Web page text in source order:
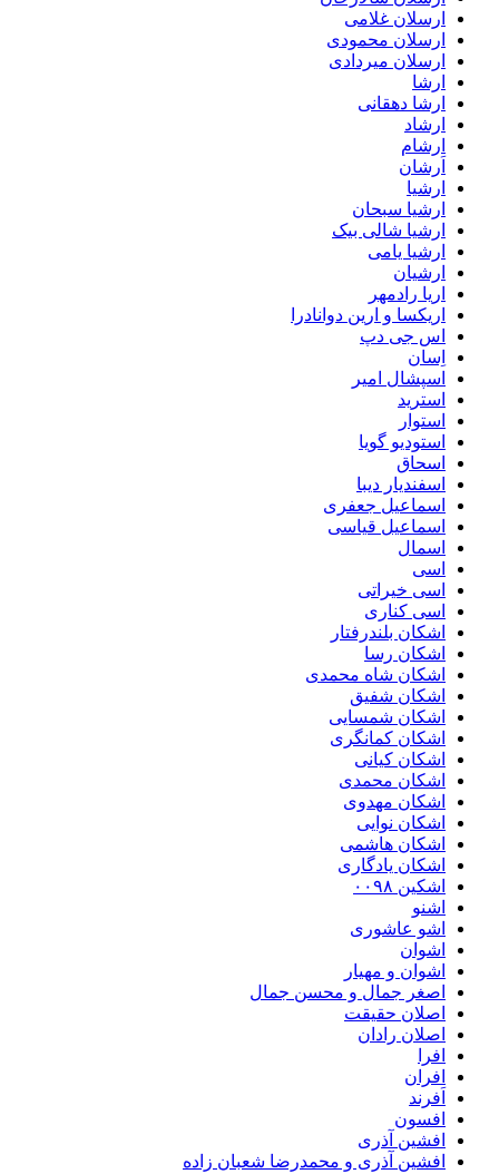
ارسلان غلامی
ارسلان محمودی
ارسلان میردادی
ارشا
ارشا دهقانی
ارشاد
ارشام
اَرشان
ارشیا
ارشیا سبحان
ارشیا شالی بیک
ارشیا یامی
ارشیان
اریا رادمهر
اریکسا و ارین دوانادرا
اس جی دپ
اِسان
اسپشال امیر
استرید
استوار
استودیو گویا
اسحاق
اسفندیار دیبا
اسماعیل جعفری
اسماعیل قیاسی
اسمال
اسی
اسی خیراتی
اسی کناری
اشکان بلندرفتار
اشکان رسا
اشکان شاه محمدی
اشکان شفیق
اشکان شمسایی
اشکان‌ کمانگری
اشکان کیانی
اشکان محمدی
اشکان مهدوی
اشکان نوایی
اشکان هاشمی
اشکان یادگاری
اشکین ۰۰۹۸
اشنو
اشو عاشوری
اشوان
اشوان و مهیار
اصغر جمال و محسن جمال
اصلان حقیقت
اصلان رادان
افرا
افران
اَفرند
افسون
افشین آذری
افشین آذری و محمدرضا شعبان زاده